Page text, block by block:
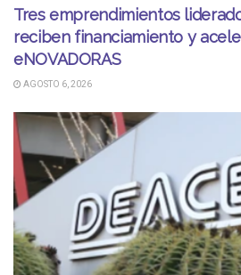
Tres emprendimientos
reciben financiamiento y
eNOVADORAS
AGOSTO 6, 2026